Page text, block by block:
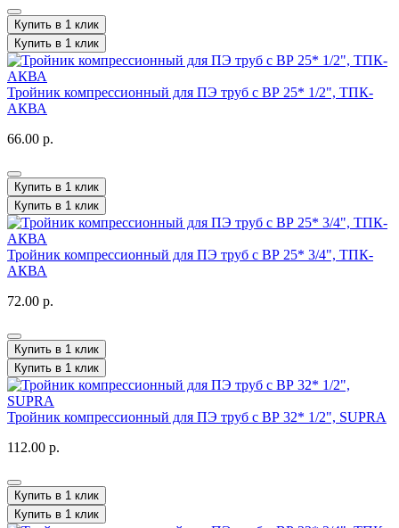
Купить в 1 клик
Купить в 1 клик
Тройник компрессионный для ПЭ труб с ВР 25* 1/2", ТПК-
АКВА
66.00 р.
Купить в 1 клик
Купить в 1 клик
Тройник компрессионный для ПЭ труб с ВР 25* 3/4", ТПК-
АКВА
72.00 р.
Купить в 1 клик
Купить в 1 клик
Тройник компрессионный для ПЭ труб с ВР 32* 1/2", SUPRA
112.00 р.
Купить в 1 клик
Купить в 1 клик